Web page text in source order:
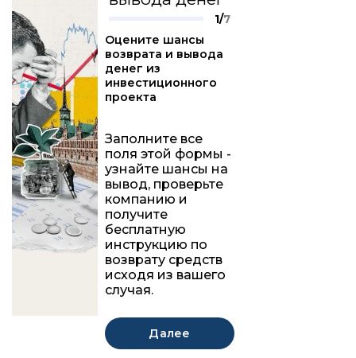
1/7
Оцените шансы
возврата и вывода
денег из
инвестиционного
проекта
Заполните все
поля этой формы -
узнайте шансы на
вывод, проверьте
компанию и
получите
бесплатную
инструкцию по
возврату средств
исходя из вашего
случая.